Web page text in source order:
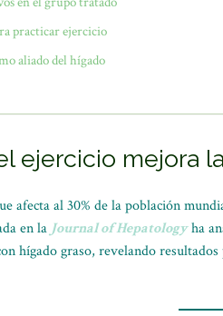
practicar ejercicio
aliado del hígado
ejercicio mejora
afecta al 30% de la población
en la Journal of Hepatologyha
hígado graso, revelando